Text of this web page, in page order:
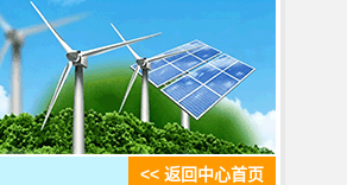
<< 返回中心首页